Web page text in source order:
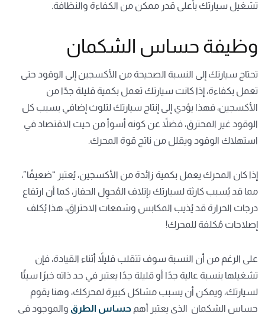
تشغيل سيارتك بأعلى قدر ممكن من الكفاءة والنظافة.
وظيفة حساس الشكمان
تحتاج سيارتك إلى النسبة الصحيحة من الأكسجين إلى الوقود حتى
تعمل بكفاءة، إذا كانت سيارتك تعمل بكمية قليلة جدًا من
الأكسجين، فهذا يؤدي إلى إنتاج سيارتك لتلوث إضافي بسبب كل
الوقود غير المحترق، فضلاً عن كونه أسوأ من حيث الاقتصاد في
استهلاك الوقود ويقلل من ناتج قوة المحرك.
إذا كان المحرك يعمل بكمية زائدة من الأكسجين، يُعتبر “ضعيفًا”،
مما قد يُسبب كارثة لسيارتك بإتلاف المُحوِل الحفاز، كما أن ارتفاع
درجات الحرارة قد يُذيب المكابس وشمعات الاحتراق، هذا يُكلف
إصلاحات مُكلفة للمحرك!
على الرغم من أن النسبة سوف تتقلب قليلاً أثناء القيادة، فإن
تشغيلها بنسبة عالية جدًا أو قليلة جدًا يعتبر في حد ذاته خبرًا سيئًا
لسيارتك، ويمكن أن يسبب مشاكل كبيرة لمحركك، وهنا يقوم
حساس الشكمان الذي يعتبر أهم حساس الطرق والموجود في